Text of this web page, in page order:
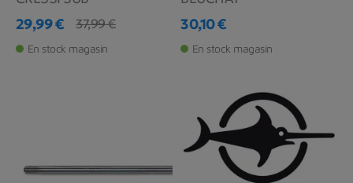
Prix
29,99 €
Prix de base
37,99 €
En stock magasin
Prix
30,10 €
En stock magasin